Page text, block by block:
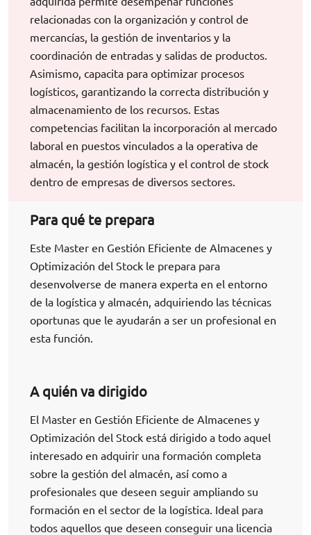
relacionadas con la organización y control de
mercancías, la gestión de inventarios y la
coordinación de entradas y salidas de productos.
Asimismo, capacita para optimizar procesos
logísticos, garantizando la correcta distribución y
almacenamiento de los recursos. Estas
competencias facilitan la incorporación al mercado
laboral en puestos vinculados a la operativa de
almacén, la gestión logística y el control de stock
dentro de empresas de diversos sectores.
Para qué te prepara
Este Master en Gestión Eficiente de Almacenes y
Optimización del Stock le prepara para
desenvolverse de manera experta en el entorno
de la logística y almacén, adquiriendo las técnicas
oportunas que le ayudarán a ser un profesional en
esta función.
A quién va dirigido
El Master en Gestión Eficiente de Almacenes y
Optimización del Stock está dirigido a todo aquel
interesado en adquirir una formación completa
sobre la gestión del almacén, así como a
profesionales que deseen seguir ampliando su
formación en el sector de la logística. Ideal para
todos aquellos que deseen conseguir una licencia